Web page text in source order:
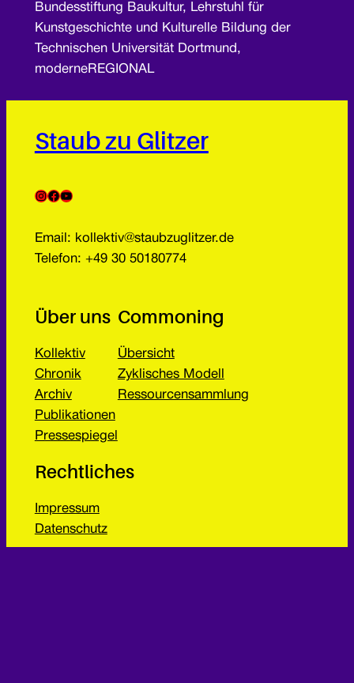
Bundesstiftung Baukultur, Lehrstuhl für
Kunstgeschichte und Kulturelle Bildung der
Technischen Universität Dortmund,
moderneREGIONAL
Staub zu Glitzer
InstagramFacebook YouTube
Email: kollektiv@staubzuglitzer.de
Telefon: +49 30 50180774
Über uns
Kollektiv
Chronik
Archiv
Publikationen
Pressespiegel
Commoning
Übersicht
Zyklisches Modell
Ressourcensammlung
Rechtliches
Impressum
Datenschutz